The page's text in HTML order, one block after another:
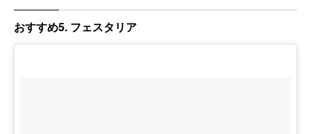
おすすめ5. フェスタリア